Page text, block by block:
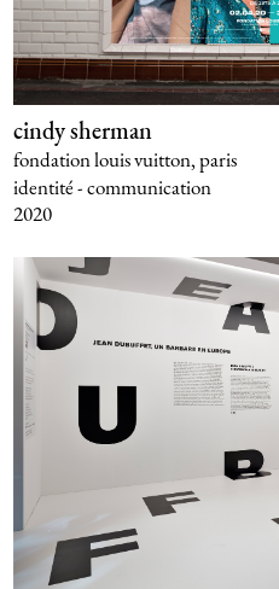
cindy sherman
fondation louis vuitton, paris
identité - communication
2020